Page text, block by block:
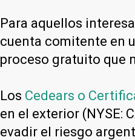
Para aquellos
cuenta comitente en
proceso gratuito que
Los Cedears o
en el exterior (NYSE:
evadir el riesgo